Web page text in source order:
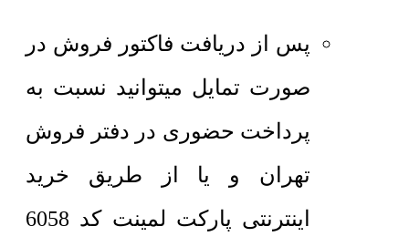
پس از دریافت فاکتور فروش در
صورت تمایل میتوانید نسبت به
پرداخت حضوری در دفتر فروش
تهران و یا از طریق خرید
اینترنتی پارکت لمینت کد 6058